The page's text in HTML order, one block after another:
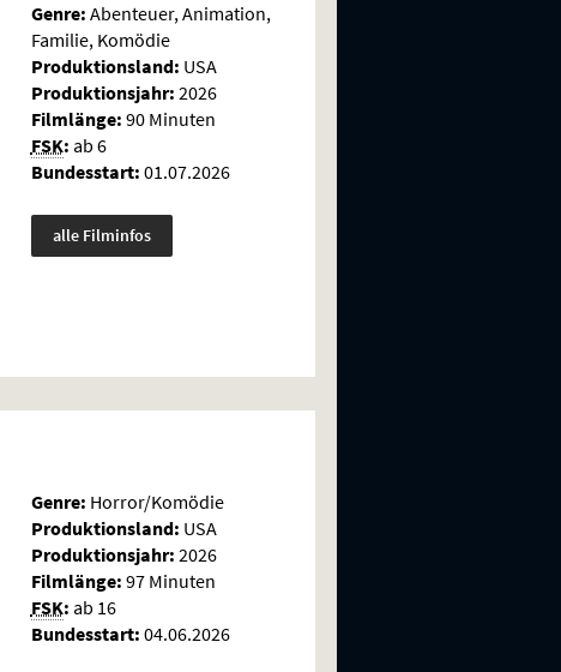
Genre: Abenteuer, Animation,
Familie, Komödie
Produktionsland: USA
Produktionsjahr: 2026
Filmlänge: 90 Minuten
FSK: ab 6
Bundesstart: 01.07.2026
alle Filminfos
Genre: Horror/Komödie
Produktionsland: USA
Produktionsjahr: 2026
Filmlänge: 97 Minuten
FSK: ab 16
Bundesstart: 04.06.2026